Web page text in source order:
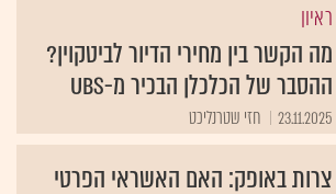
ראיון
מה הקשר בין מחירי הדיור לביטקוין?
ההסבר של הכלכלן הבכיר מ-UBS
23.11.2025 חזי שטרנליכט
צרות באופק: האם האשראי הפרטי